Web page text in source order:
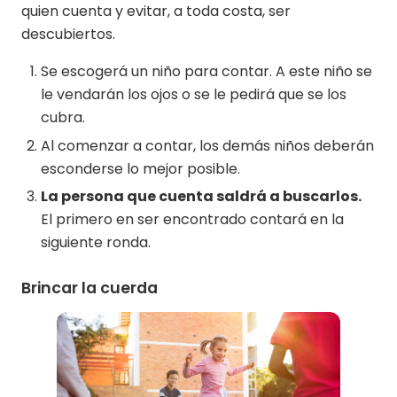
quien cuenta y evitar, a toda costa, ser
descubiertos.
Se escogerá un niño para contar. A este niño se
le vendarán los ojos o se le pedirá que se los
cubra.
Al comenzar a contar, los demás niños deberán
esconderse lo mejor posible.
La persona que cuenta saldrá a buscarlos.
El primero en ser encontrado contará en la
siguiente ronda.
Brincar la cuerda